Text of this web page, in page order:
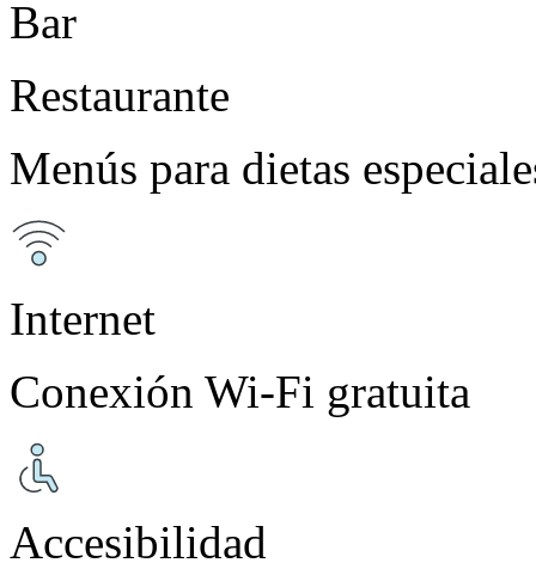
Bar
Restaurante
Menús para dietas
Internet
Conexión Wi-Fi gratuita
Accesibilidad